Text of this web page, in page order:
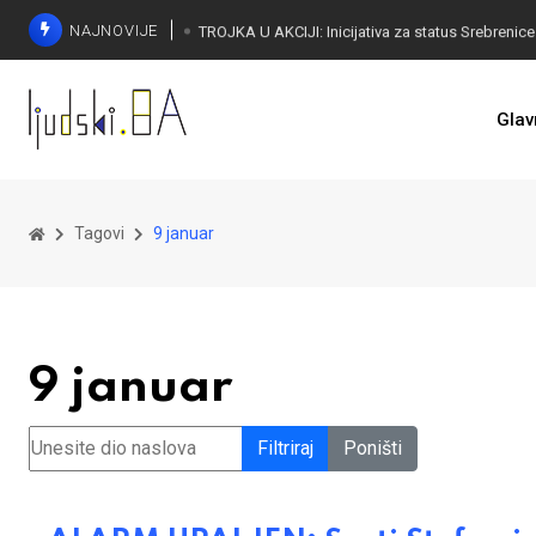
NAJNOVIJE
Tagovi 9 januar
9 januar
Unesite dio naslova Filtriraj Poništi